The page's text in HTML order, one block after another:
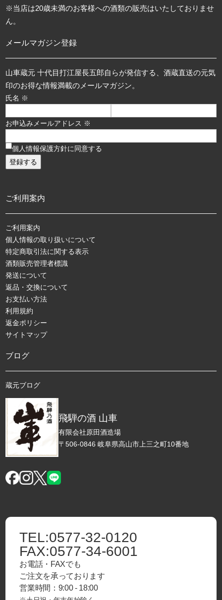
飛騨の酒 山車
有限会社原田酒造場
〒506-0846 岐阜県高山市上三之町10番地
※当店は20歳未満のお客様への酒類の販売はいたしておりませ
ん。
メールマガジン登録
山車蔵元 十代目打江屋長五郎自らが発信する、酒蔵直送の元気
印のお得な情報満載のメールマガジン。
氏名 ※
お申込みメールアドレス ※
個人情報保護方針に同意する
ご利用案内
ご利用案内
個人情報の取り扱いについて
特定商取引法に関する表示
酒類販売管理者標識
発送について
返品・交換について
お支払い方法
利用規約
返金ポリシー
サイトマップ
ブログ
蔵元ブログ
TEL:0577-32-0120
FAX:0577-34-6001
お電話・FAXでも
ご注文を承っております
営業時間：9:00 - 18:00